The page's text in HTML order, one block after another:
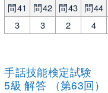
問41 問42 問43 問44
3
3 2 4
手話技能検定試験
5級 解答 （第63回）